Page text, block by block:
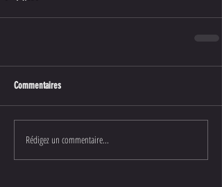
Commentaires
Rédigez un commentaire...